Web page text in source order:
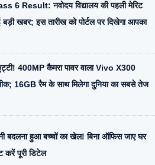
6 Result: नवोदय विद्यालय की पहली मेरिट
खबर; इस तारीख को पोर्टल पर दिखेगा आपका
400MP कैमरा पावर वाला Vivo X300
16GB रैम के साथ मिलेगा दुनिया का सबसे तेज
बदलना हुआ बच्चों का खेल! बिना ऑफिस जाए घर
करें पूरी डिटेल